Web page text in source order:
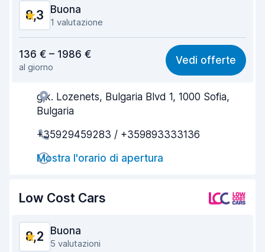
8,3 Buona
1 valutazione
8,1
Facile da trovare 8,2
Gentilezza degli agenti
Condizioni dell'auto 8,6
136 € – 1986 €
al giorno
Vedi offerte
g.k. Lozenets, Bulgaria Blvd 1, 1000 Sofia,
Bulgaria
+35929459283 / +359893333136
Mostra l'orario di apertura
Low Cost Cars
8,2 Buona
5 valutazioni